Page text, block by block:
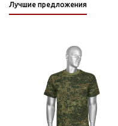
Лучшие предложения